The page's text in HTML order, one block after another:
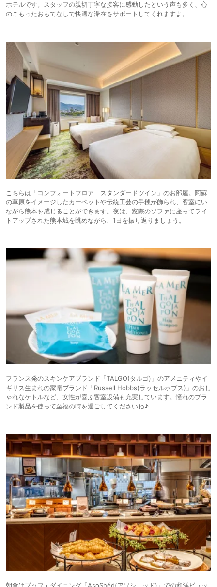
ホテルです。スタッフの親切丁寧な接客に感動したという声も多く、心
のこもったおもてなしで快適な滞在をサポートしてくれますよ。
こちらは「コンフォートフロア スタンダードツイン」のお部屋。阿蘇
の草原をイメージしたカーペットや伝統工芸の手毬が飾られ、客室にい
ながら熊本を感じることができます。夜は、窓際のソファに座ってライ
トアップされた熊本城を眺めながら、1日を振り返りましょう。
フランス発のスキンケアブランド「TALGO(タルゴ)」のアメニティやイ
ギリス生まれの家電ブランド「Russell Hobbs(ラッセルホブス)」のおし
ゃれなケトルなど、女性が喜ぶ客室設備も充実しています。憧れのブラ
ンド製品を使って至福の時を過ごしてくださいね♪
朝食はブッフェダイニング「AsoShéd(アソシェッド)」での和洋ビュッ